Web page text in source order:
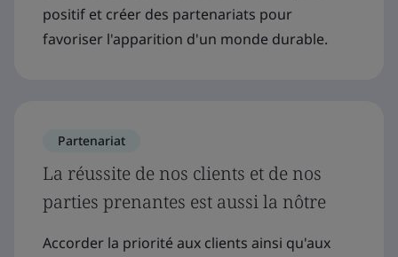
positif et créer des partenariats pour
favoriser l'apparition d'un monde durable.
Partenariat
La réussite de nos clients et de nos
parties prenantes est aussi la nôtre
Accorder la priorité aux clients ainsi qu'aux